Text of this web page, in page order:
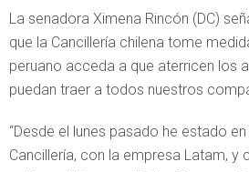
La senadora Ximena Rincón (DC)
que la Cancillería chilena tome
peruano acceda a que aterricen los
puedan traer a todos nuestros
“Desde el lunes pasado he estado
Cancillería, con la empresa Latam, y